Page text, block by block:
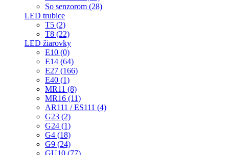
So senzorom (28)
LED trubice
T5 (2)
T8 (22)
LED žiarovky
E10 (0)
E14 (64)
E27 (166)
E40 (1)
MR11 (8)
MR16 (11)
AR111 / ES111 (4)
G23 (2)
G24 (1)
G4 (18)
G9 (24)
GU10 (77)